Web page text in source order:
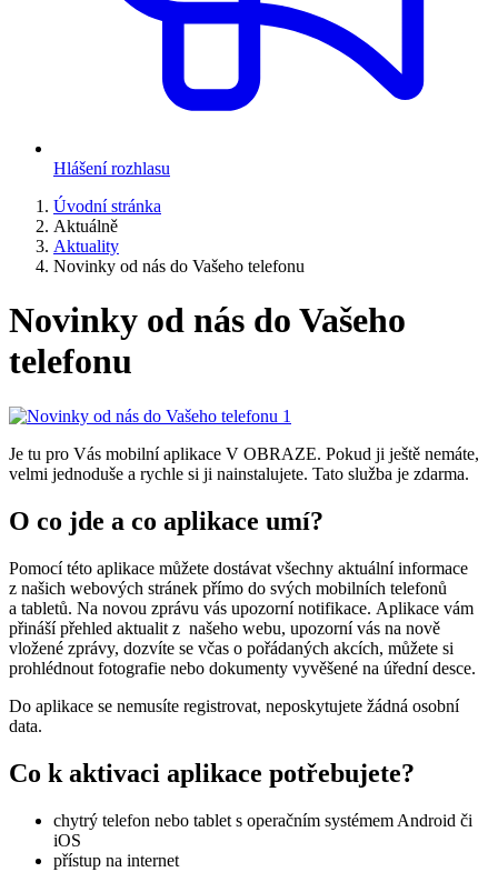
Hlášení rozhlasu
Úvodní stránka
Aktuálně
Aktuality
Novinky od nás do Vašeho telefonu
Novinky od nás do Vašeho
telefonu
Je tu pro Vás mobilní aplikace V OBRAZE. Pokud ji ještě nemáte,
velmi jednoduše a rychle si ji nainstalujete. Tato služba je zdarma.
O co jde a co aplikace umí?
Pomocí této aplikace můžete dostávat všechny aktuální informace
z našich webových stránek přímo do svých mobilních telefonů
a tabletů. Na novou zprávu vás upozorní notifikace. Aplikace vám
přináší přehled aktualit z našeho webu, upozorní vás na nově
vložené zprávy, dozvíte se včas o pořádaných akcích, můžete si
prohlédnout fotografie nebo dokumenty vyvěšené na úřední desce.
Do aplikace se nemusíte registrovat, neposkytujete žádná osobní
data.
Co k aktivaci aplikace potřebujete?
chytrý telefon nebo tablet s operačním systémem Android či
iOS
přístup na internet